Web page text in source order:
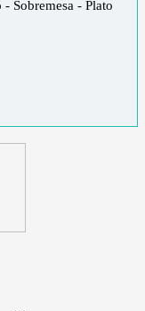
Sobremesa - Plato